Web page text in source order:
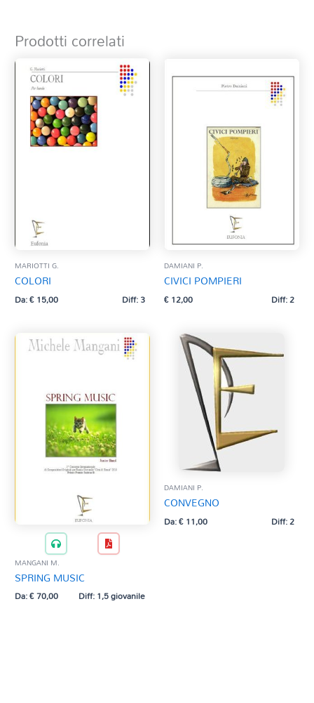
Prodotti correlati
MARIOTTI G.
COLORI
Da:€15,00 Diff: 3
DAMIANI P.
CIVICI POMPIERI
€12,00 Diff: 2
MANGANI M.
SPRING MUSIC
Da:€70,00 Diff: 1,5 giovanile
DAMIANI P.
CONVEGNO
Da:€11,00 Diff: 2